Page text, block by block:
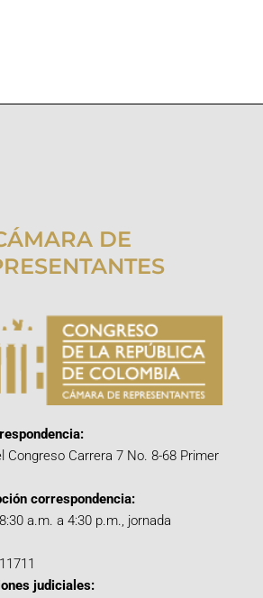
DE
Congreso Carrera 7 No. 8-68 Primer
correspondencia:
a.m. a 4:30 p.m., jornada
judiciales: